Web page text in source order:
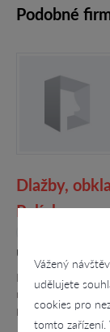
Vážený
udělujete
cookies pro
tomto zařízení.
Podobné
Dlažby,
Polívka
U Keramičky 291,
Prodej dlažeb a
materiálů.
práce, zateplení